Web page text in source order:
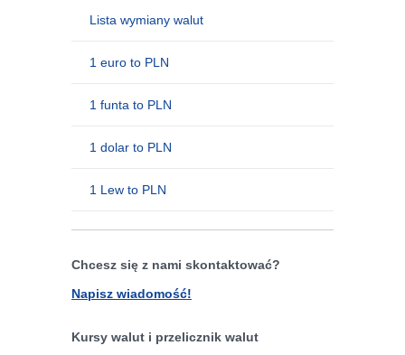
Lista wymiany walut
1 euro to PLN
1 funta to PLN
1 dolar to PLN
1 Lew to PLN
Chcesz się z nami skontaktować?
Napisz wiadomość!
Kursy walut i przelicznik walut